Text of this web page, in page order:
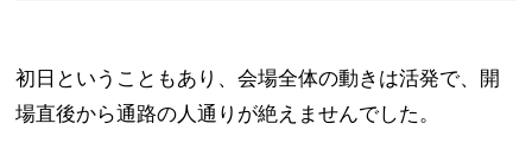
初日ということもあり、会場全体の動きは活発で、開
場直後から通路の人通りが絶えませんでした。